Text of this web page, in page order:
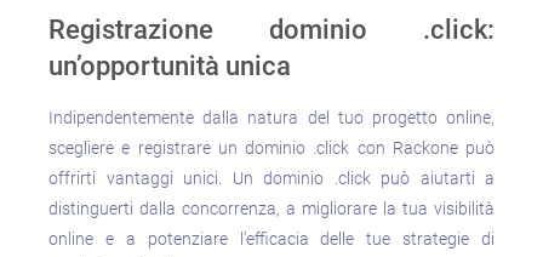
Registrazione dominio .click:
un’opportunità unica
Indipendentemente dalla natura del tuo progetto online,
scegliere e registrare un dominio .click con Rackone può
offrirti vantaggi unici. Un dominio .click può aiutarti a
distinguerti dalla concorrenza, a migliorare la tua visibilità
online e a potenziare l’efficacia delle tue strategie di